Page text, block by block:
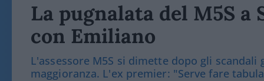
La pugnalata del M5S a
con Emiliano
L'assessore M5S si dimette dopo gli
maggioranza. L'ex premier: "Serve fare